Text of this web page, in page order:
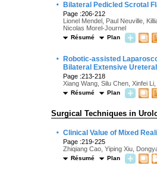
· Bilateral Pedicled Scrotal
Page :206-212
Lionel Mendel, Paul Neuville,
Nicolas Morel-Journel
Résumé Plan
·
Robotic-assisted
Bilateral Extensive
Page :213-218
Xiang Wang, Silu Chen, Xinfei
Résumé Plan
Surgical Techniques in
· Clinical Value of Mixed
Page :219-225
Zhiqiang Cao, Yiping Xiu,
Résumé Plan